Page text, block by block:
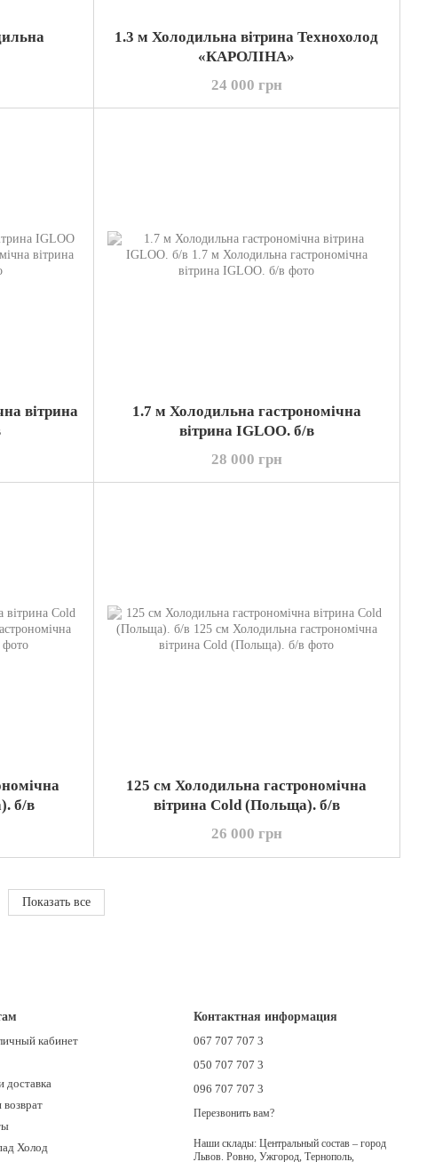
1.3 м Холодильна вітрина Технохолод
«КАРОЛІНА»
24 000 грн
вітрина
1.7 м Холодильна гастрономічна
вітрина IGLOO. б/в
28 000 грн
б/в
125 см Холодильна гастрономічна
вітрина Cold (Польща). б/в
26 000 грн
Показать все
кабинет
доставка
Холод
Контактная информация
067 707 707 3
050 707 707 3
096 707 707 3
Перезвонить вам?
Наши склады: Центральный состав – город
Львов. Ровно, Ужгород, Тернополь,